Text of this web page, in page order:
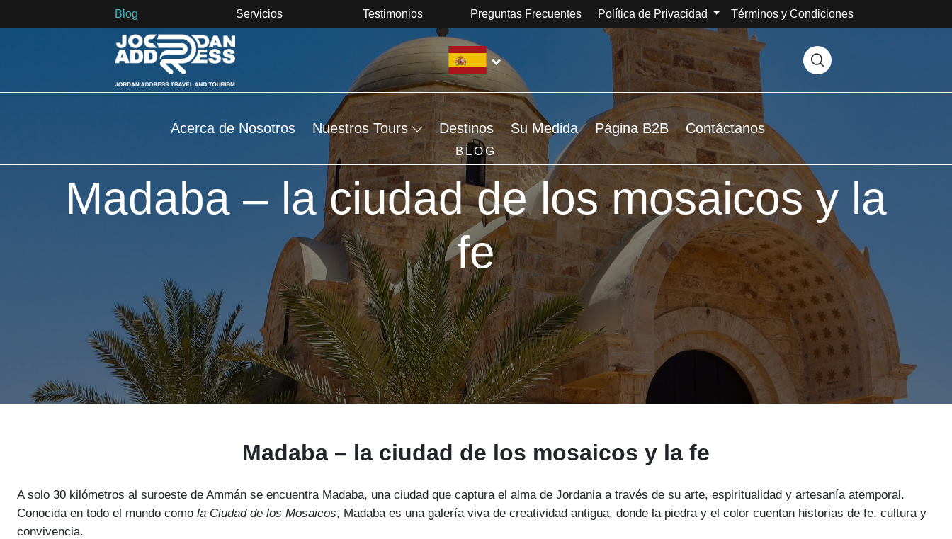
Blog Servicios Testimonios Preguntas Frecuentes Política de Privacidad Términos y Condiciones
Acerca de Nosotros Nuestros Tours Destinos Su Medida Página B2B Contáctanos
BLOG
Madaba – la ciudad de los mosaicos y la
fe
Madaba – la ciudad de los mosaicos y la fe
A solo 30 kilómetros al suroeste de Ammán se encuentra Madaba, una ciudad que captura el alma de Jordania a través de su arte, espiritualidad y artesanía atemporal.
Conocida en todo el mundo como la Ciudad de los Mosaicos, Madaba es una galería viva de creatividad antigua, donde la piedra y el color cuentan historias de fe, cultura y
convivencia.